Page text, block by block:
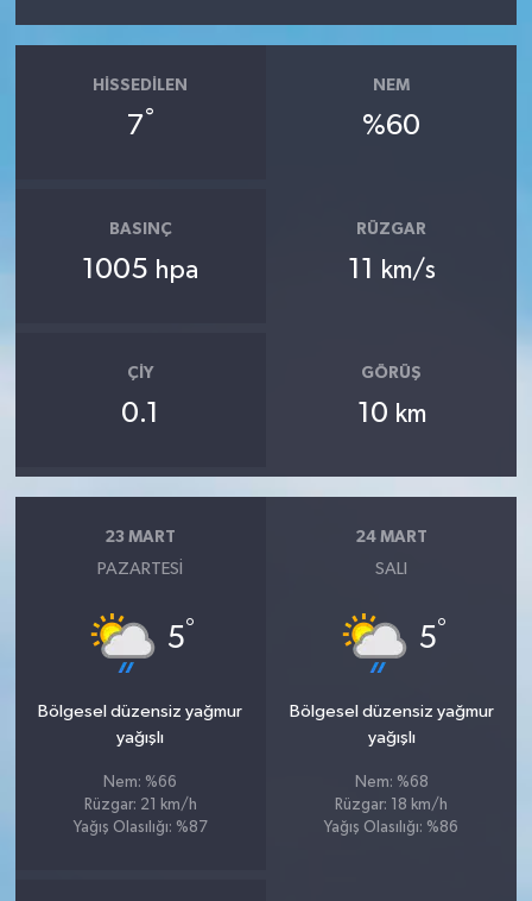
HISSEDILEN
7°
NEM
%60
BASINÇ
1005 hpa
RÜZGAR
11 km/s
ÇIY
0.1
GÖRÜŞ
10 km
23 MART
PAZARTESI
5°
Bölgesel düzensiz yağmur
yağışlı
Nem: %66
Rüzgar: 21 km/h
Yağış Olasılığı: %87
24 MART
SALI
5°
Bölgesel düzensiz yağmur
yağışlı
Nem: %68
Rüzgar: 18 km/h
Yağış Olasılığı: %86